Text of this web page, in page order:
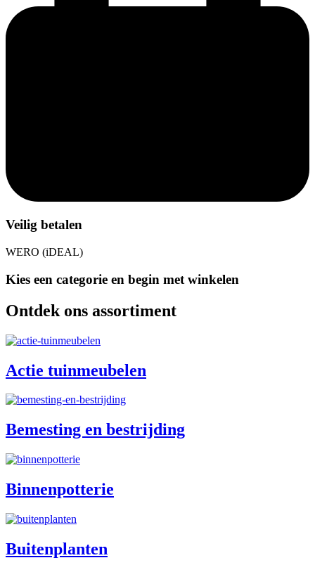
Veilig betalen
WERO (iDEAL)
Kies een categorie en begin met winkelen
Ontdek ons assortiment
Actie tuinmeubelen
Bemesting en bestrijding
Binnenpotterie
Buitenplanten